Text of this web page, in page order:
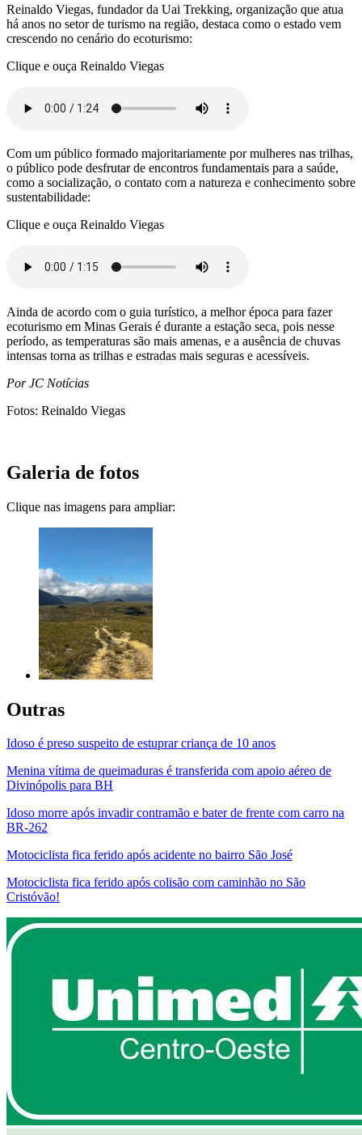
Reinaldo Viegas, fundador da Uai Trekking, organização que atua
há anos no setor de turismo na região, destaca como o estado vem
crescendo no cenário do ecoturismo:
Clique e ouça Reinaldo Viegas
Com um público formado majoritariamente por mulheres nas trilhas,
o público pode desfrutar de encontros fundamentais para a saúde,
como a socialização, o contato com a natureza e conhecimento sobre
sustentabilidade:
Clique e ouça Reinaldo Viegas
Ainda de acordo com o guia turístico, a melhor época para fazer
ecoturismo em Minas Gerais é durante a estação seca, pois nesse
período, as temperaturas são mais amenas, e a ausência de chuvas
intensas torna as trilhas e estradas mais seguras e acessíveis.
Por JC Notícias
Fotos: Reinaldo Viegas
Galeria de fotos
Clique nas imagens para ampliar:
Outras
Idoso é preso suspeito de estuprar criança de 10 anos
Menina vítima de queimaduras é transferida com apoio aéreo de
Divinópolis para BH
Idoso morre após invadir contramão e bater de frente com carro na
BR-262
Motociclista fica ferido após acidente no bairro São José
Motociclista fica ferido após colisão com caminhão no São
Cristóvão!